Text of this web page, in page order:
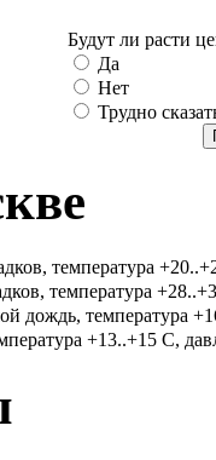
Будут ли расти
Да
Нет
Трудно
температура
температура
дождь, температура
+13..+15 С,